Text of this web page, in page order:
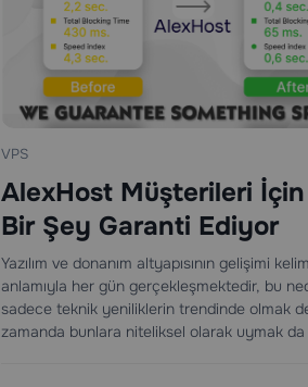
VPS
AlexHost Müşterileri
Bir Şey Garanti Ediyor
Yazılım ve donanım altyapısının gelişimi
anlamıyla her gün gerçekleşmektedir, bu
sadece teknik yeniliklerin trendinde olmak
zamanda bunlara niteliksel olarak uymak da